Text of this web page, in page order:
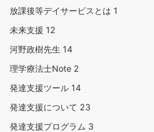
放課後等デイサービスとは 1
未来支援 12
河野政樹先生 14
理学療法士Note 2
発達支援ツール 14
発達支援について 23
発達支援プログラム 3